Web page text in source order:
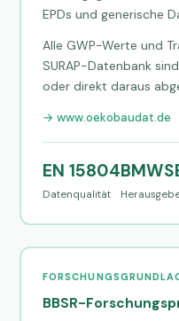
EPDs und generische
Alle GWP-Werte und
SURAP-Datenbank
oder direkt daraus
→ www.oekobaudat.de
EN 15804
Datenqualität
BBSR-